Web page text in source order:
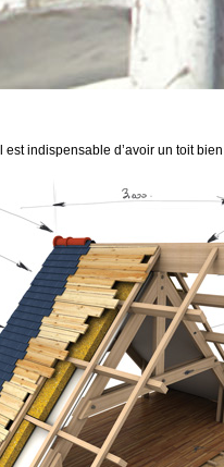
est indispensable d’avoir un toit